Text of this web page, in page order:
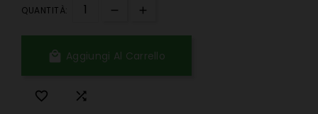
QUANTITÀ:
 Aggiungi Al Carrello
 